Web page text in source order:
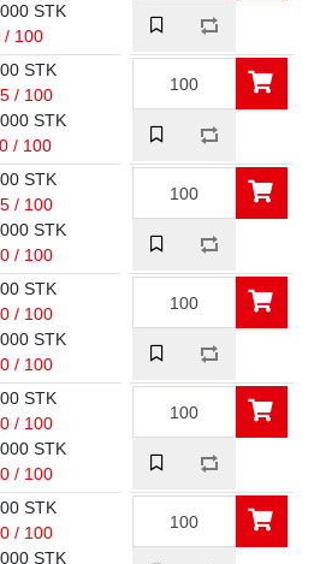
STK
/ 100
STK
/ 100
STK
/ 100
STK
/ 100
STK
/ 100
STK
/ 100
STK
/ 100
STK
/ 100
STK
/ 100
STK
/ 100
STK